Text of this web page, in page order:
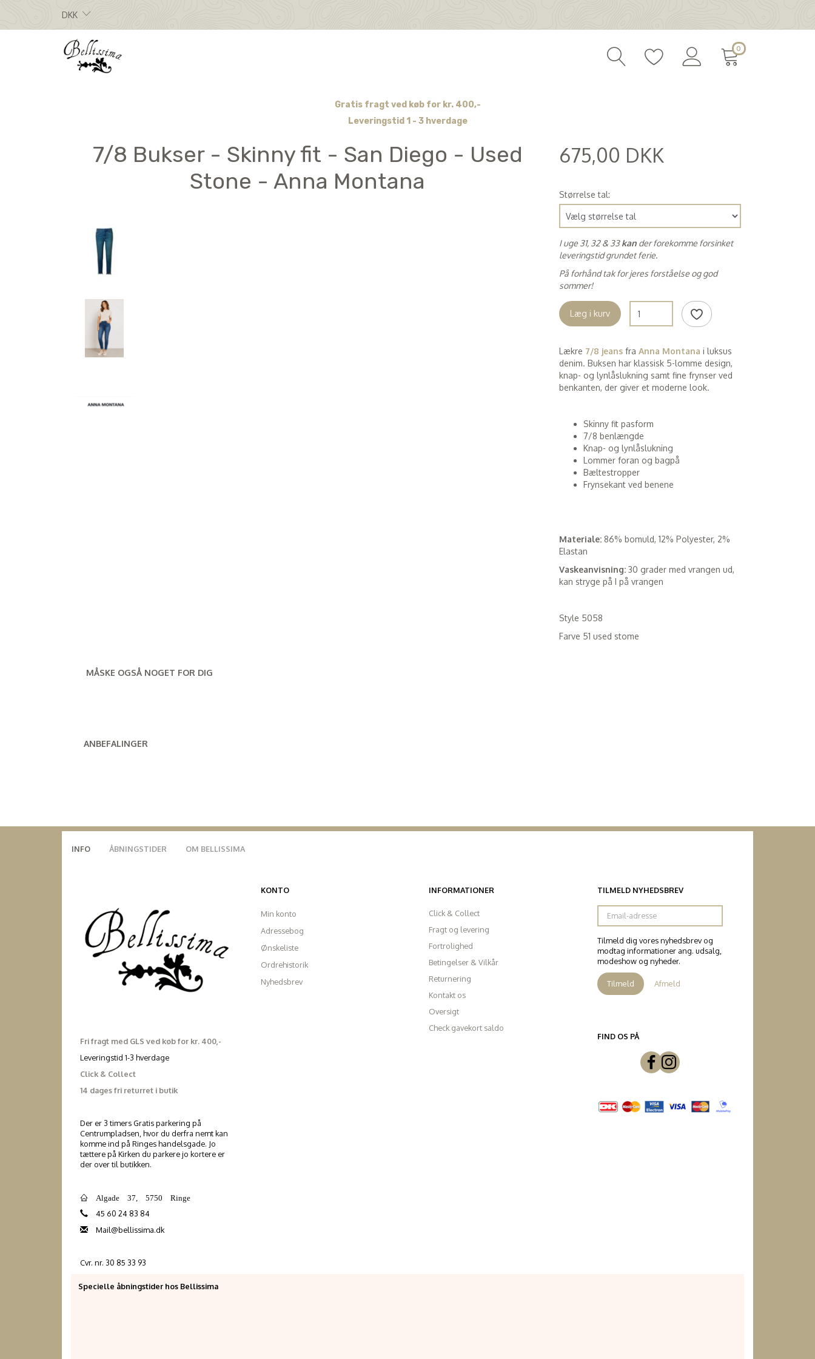
DKK
0
Gratis fragt ved køb for kr. 400,-
Leveringstid 1 - 3 hverdage
7/8 Bukser - Skinny fit - San Diego - Used
Stone - Anna Montana
675,00 DKK
Størrelse tal:
I uge 31, 32 & 33kan der forekomme forsinket
leveringstid grundet ferie.
På forhånd tak for jeres forståelse og god
sommer!
Læg i kurv
Lækre 7/8 jeans fraAnna Montana i luksus
denim. Buksen har klassisk 5-lomme design,
knap- og lynlåslukning samt fine frynser ved
benkanten, der giver et moderne look.
Skinny fit pasform
7/8 benlængde
Knap- og lynlåslukning
Lommer foran og bagpå
Bæltestropper
Frynsekant ved benene
Materiale: 86% bomuld, 12% Polyester, 2%
Elastan
Vaskeanvisning:30 grader med vrangen ud,
kan stryge på I på vrangen
Style 5058
Farve 51 used stome
MÅSKE OGSÅ NOGET FOR DIG
ANBEFALINGER
INFO ÅBNINGSTIDER OM BELLISSIMA
Fri fragt med GLS ved køb for kr. 400,-
Leveringstid 1-3 hverdage
Click & Collect
14 dages fri returret i butik
Der er 3 timers Gratis parkering på
Centrumpladsen, hvor du derfra nemt kan
komme ind på Ringes handelsgade. Jo
tættere på Kirken du parkere jo kortere er
der over til butikken.
Algade 37, 5750 Ringe
45 60 24 83 84
Mail@bellissima.dk
Cvr. nr. 30 85 33 93
KONTO
Min konto
Adressebog
Ønskeliste
Ordrehistorik
Nyhedsbrev
INFORMATIONER
Click & Collect
Fragt og levering
Fortrolighed
Betingelser & Vilkår
Returnering
Kontakt os
Oversigt
Check gavekort saldo
TILMELD NYHEDSBREV
Email-
adresse
Tilmeld dig vores nyhedsbrev og
modtag informationer ang. udsalg,
modeshow og nyheder.
Tilmeld Afmeld
FIND OS PÅ
Specielle åbningstider hos Bellissima